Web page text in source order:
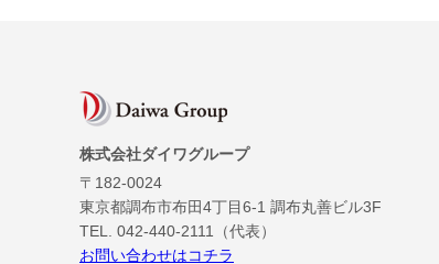
株式会社ダイワグループ
〒182-0024
東京都調布市布田4丁目6-1 調布丸善ビル3F
TEL. 042-440-2111（代表）
お問い合わせはコチラ